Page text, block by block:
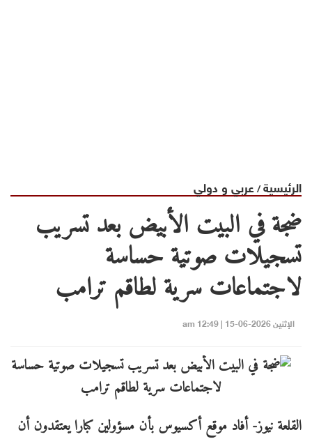
الرئيسية/ عربي و دولي
ضجة في البيت الأبيض بعد تسريب
تسجيلات صوتية حساسة
لاجتماعات سرية لطاقم ترامب
الإثنين 2026-06-15 | 12:49 am
القلعة نيوز- أفاد موقع أكسيوس بأن مسؤولين كبارا يعتقدون أن